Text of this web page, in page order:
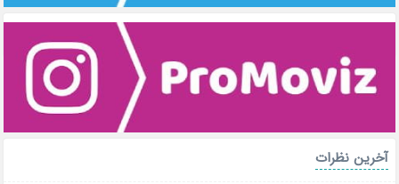
آخرین نظرات